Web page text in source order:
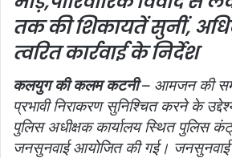
तक की शिकायतें सुनीं,
त्वरित कार्रवाई के निर्देश
कलयुग की कलम कटनी– आमजन की
प्रभावी निराकरण सुनिश्चित करने के
पुलिस अधीक्षक कार्यालय स्थित पुलिस
जनसुनवाई आयोजित की गई। जनसुनवाई